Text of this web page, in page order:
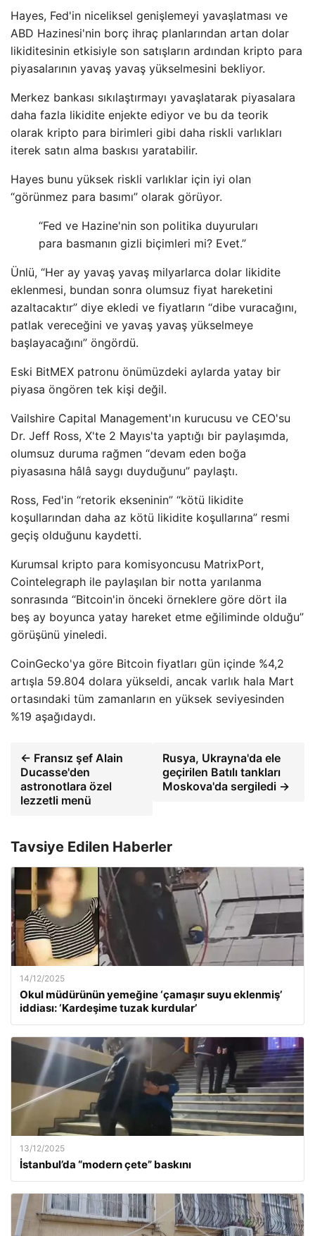
Hayes, Fed'in niceliksel genişlemeyi yavaşlatması ve
ABD Hazinesi'nin borç ihraç planlarından artan dolar
likiditesinin etkisiyle son satışların ardından kripto para
piyasalarının yavaş yavaş yükselmesini bekliyor.
Merkez bankası sıkılaştırmayı yavaşlatarak piyasalara
daha fazla likidite enjekte ediyor ve bu da teorik
olarak kripto para birimleri gibi daha riskli varlıkları
iterek satın alma baskısı yaratabilir.
Hayes bunu yüksek riskli varlıklar için iyi olan
“görünmez para basımı” olarak görüyor.
“Fed ve Hazine'nin son politika duyuruları
para basmanın gizli biçimleri mi? Evet.”
Ünlü, “Her ay yavaş yavaş milyarlarca dolar likidite
eklenmesi, bundan sonra olumsuz fiyat hareketini
azaltacaktır” diye ekledi ve fiyatların “dibe vuracağını,
patlak vereceğini ve yavaş yavaş yükselmeye
başlayacağını” öngördü.
Eski BitMEX patronu önümüzdeki aylarda yatay bir
piyasa öngören tek kişi değil.
Vailshire Capital Management'ın kurucusu ve CEO'su
Dr. Jeff Ross, X'te 2 Mayıs'ta yaptığı bir paylaşımda,
olumsuz duruma rağmen “devam eden boğa
piyasasına hâlâ saygı duyduğunu” paylaştı.
Ross, Fed'in “retorik ekseninin” “kötü likidite
koşullarından daha az kötü likidite koşullarına” resmi
geçiş olduğunu kaydetti.
Kurumsal kripto para komisyoncusu MatrixPort,
Cointelegraph ile paylaşılan bir notta yarılanma
sonrasında “Bitcoin'in önceki örneklere göre dört ila
beş ay boyunca yatay hareket etme eğiliminde olduğu”
görüşünü yineledi.
CoinGecko'ya göre Bitcoin fiyatları gün içinde %4,2
artışla 59.804 dolara yükseldi, ancak varlık hala Mart
ortasındaki tüm zamanların en yüksek seviyesinden
%19 aşağıdaydı.
← Fransız şef Alain
Ducasse'den
astronotlara özel
lezzetli menü
Rusya, Ukrayna'da ele
geçirilen Batılı tankları
Moskova'da sergiledi →
Tavsiye Edilen Haberler
14/12/2025
Okul müdürünün yemeğine ‘çamaşır suyu eklenmiş’
iddiası: ‘Kardeşime tuzak kurdular’
13/12/2025
İstanbul’da “modern çete” baskını